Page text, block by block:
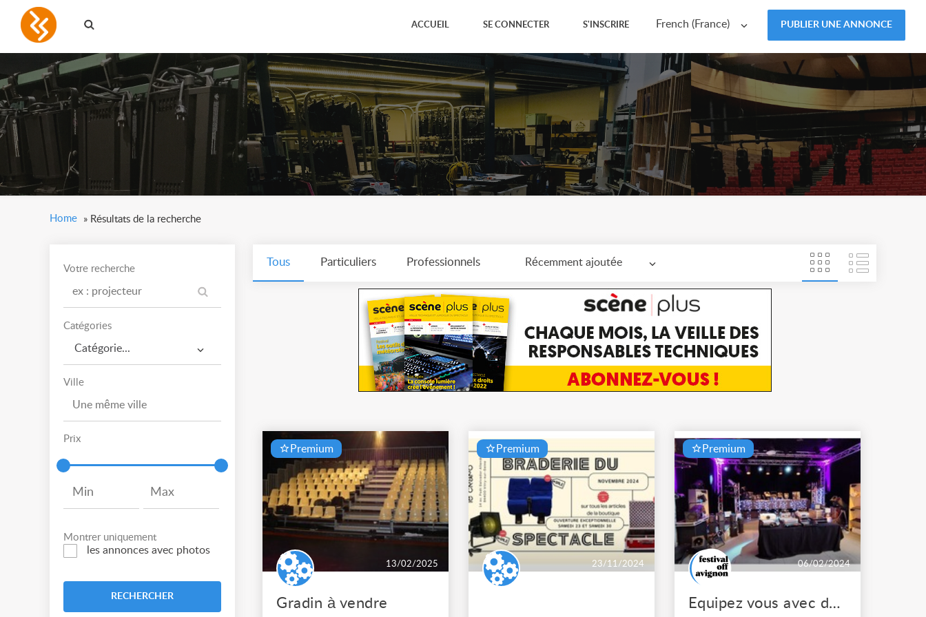
French (France) PUBLIER UNE ANNONCE
ACCUEIL SE CONNECTER S'INSCRIRE
Home » Résultats de la recherche
Votre recherche
Catégories
Catégorie...
Ville
Prix
Montrer uniquement
les annonces avec photos
RECHERCHER
Tous Particuliers Professionnels Récemment ajoutée
Premium
13/02/2025
Gradin à vendre
Premium
23/11/2024
Premium
06/02/2024
Equipez vous avec du matériel en réemploi